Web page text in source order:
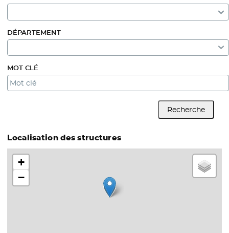
DÉPARTEMENT
MOT CLÉ
Recherche
Localisation des structures
+
−